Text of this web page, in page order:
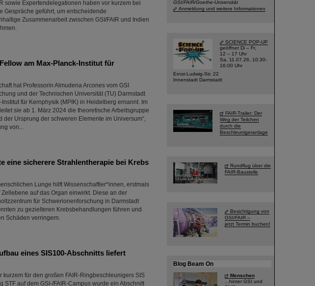
sowie Expertendelegationen haben vor kurzem bei
Gespräche geführt, um entscheidende
Zusammenarbeit zwischen GSI/FAIR und Indien
am Max-Planck-Institut für
hat Professorin Almudena Arcones vom GSI
und der Technischen Universität (TU) Darmstadt
für Kernphysik (MPIK) in Heidelberg ernannt. Im
sie ab 1. März 2024 die theoretische Arbeitsgruppe
der Ursprung der schweren Elemente im Universum“,
von...
eine sicherere Strahlentherapie bei Krebs
Lunge hilft Wissenschaftler*innen, erstmals
auf das Organ einwirkt. Diese an der
für Schwerionenforschung in Darmstadt
zu gezielteren Krebsbehandlungen führen und
Schäden verringern.
eines SIS100-Abschnitts liefert
kurzem für den großen FAIR-Ringbeschleunigers SIS
STF auf dem GSI-/FAIR-Campus wurde ein Abschnitt
GSI/FAIR/Goethe-Universität
Anmeldung und weitere Informationen
SCIENCE POP-UP
geöffnet Di – Fr,
12 – 17 Uhr
Sa, 11.07.26, 10:30-
16:00 Uhr
Ernst-Ludwig-Str. 22
Innenstadt Darmstadt
FAIR-Trailer: Der
Weg der Teilchen
durch die
Beschleunigeranlage
Rundflug über die
FAIR-Baustelle
Besichtigung von
GSI/FAIR –
jetzt Termin buchen!
Blog Beam On
Menschen
...hinter GSI und